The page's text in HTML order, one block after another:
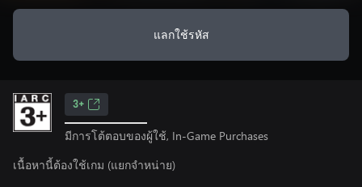
แลกใช้รหัส
3+
มีการโต้ตอบของผู้ใช้, In-Game Purchases
เนื้อหานี้ต้องใช้เกม (แยกจำหน่าย)